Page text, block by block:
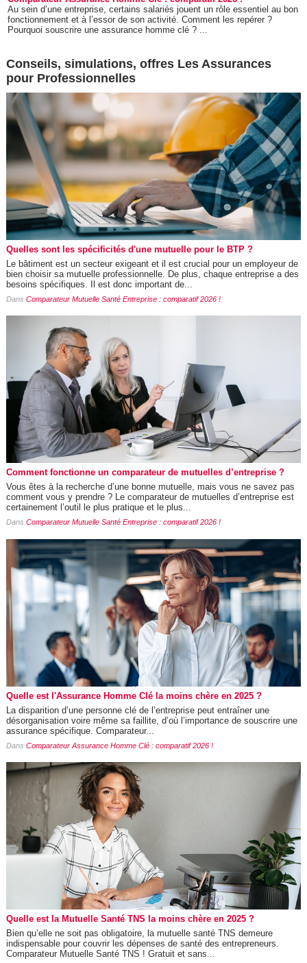
Au sein d’une entreprise, certains salariés jouent un rôle essentiel au bon
fonctionnement et à l’essor de son activité. Comment les repérer ?
Pourquoi souscrire une assurance homme clé ? ...
Conseils, simulations, offres Les Assurances
pour Professionnelles
Quelles sont les spécificités d'une mutuelle pour le BTP ?
Le bâtiment est un secteur exigeant et il est crucial pour un employeur de
bien choisir sa mutuelle professionnelle. De plus, chaque entreprise a des
besoins spécifiques. Il est donc important de...
Dans Comparateur Mutuelle Santé Entreprise : comparatif 2026 !
Comment fonctionne un comparateur de mutuelles d’entreprise ?
Vous êtes à la recherche d’une bonne mutuelle, mais vous ne savez pas
comment vous y prendre ? Le comparateur de mutuelles d’entreprise est
certainement l’outil le plus pratique et le plus...
Dans Comparateur Mutuelle Santé Entreprise : comparatif 2026 !
Quelle est l'Assurance Homme Clé la moins chère en 2025 ?
La disparition d’une personne clé de l’entreprise peut entraîner une
désorganisation voire même sa faillite, d’où l’importance de souscrire une
assurance spécifique. Comparateur...
Dans Comparateur Assurance Homme Clé : comparatif 2026 !
Quelle est la Mutuelle Santé TNS la moins chère en 2025 ?
Bien qu’elle ne soit pas obligatoire, la mutuelle santé TNS demeure
indispensable pour couvrir les dépenses de santé des entrepreneurs.
Comparateur Mutuelle Santé TNS ! Gratuit et sans...